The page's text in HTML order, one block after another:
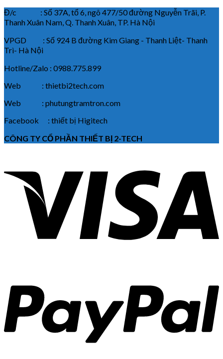
Đ/c : Số 37A, tổ 6, ngõ 477/50 đường Nguyễn Trãi, P.
Thanh Xuân Nam, Q. Thanh Xuân, TP. Hà Nội
VPGD : Số 924 B đường Kim Giang - Thanh Liệt- Thanh
Trì- Hà Nội
Hotline/Zalo : 0988.775.899
Web : thietbi2tech.com
Web : phutungtramtron.com
Facebook : thiết bị Higitech
CÔNG TY CỔ PHẦN THIẾT BỊ 2-TECH